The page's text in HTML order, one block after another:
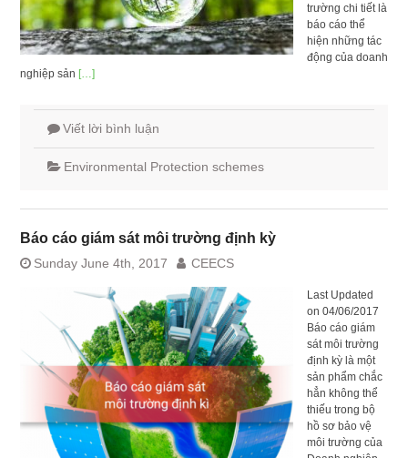
trường chi tiết là
báo cáo thể
hiện những tác
động của doanh
nghiệp sản […]
Viết lời bình luận
Environmental Protection schemes
Báo cáo giám sát môi trường định kỳ
Sunday June 4th, 2017 CEECS
Last Updated
on 04/06/2017
Báo cáo giám
sát môi trường
định kỳ là một
sản phẩm chắc
hẳn không thể
thiếu trong bộ
hồ sơ bảo vệ
môi trường của